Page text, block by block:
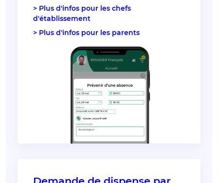
> Plus d'infos pour les chefs
d'établissement
> Plus d'infos pour les parents